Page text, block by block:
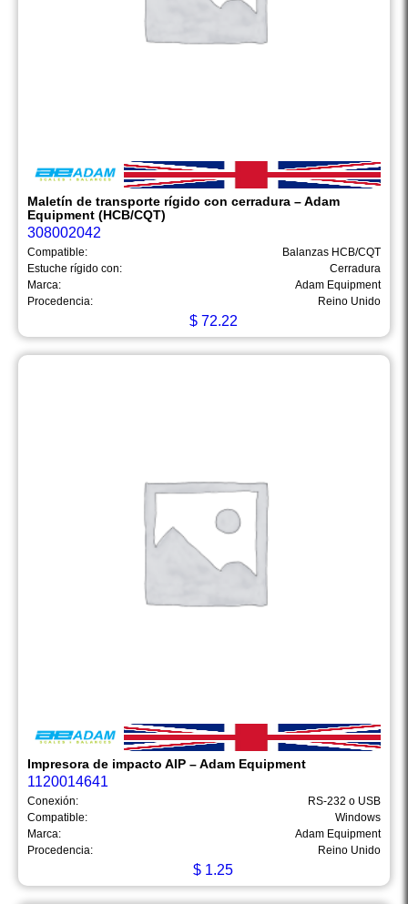
Maletín de transporte rígido con cerradura – Adam
Equipment (HCB/CQT)
308002042
Compatible:
Balanzas HCB/CQT
Estuche rígido con:
Cerradura
Marca:
Adam Equipment
Procedencia:
Reino Unido
$72.22
Impresora de impacto AIP – Adam Equipment
1120014641
Conexión:
RS-232 o USB
Compatible:
Windows
Marca:
Adam Equipment
Procedencia:
Reino Unido
$ 1.25